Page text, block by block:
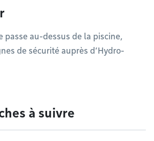
passe au-dessus de la piscine,
de sécurité auprès d’Hydro-
à suivre